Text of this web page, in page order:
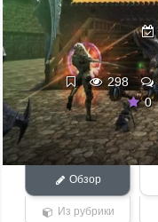
298
0
Обзор
Из рубрики